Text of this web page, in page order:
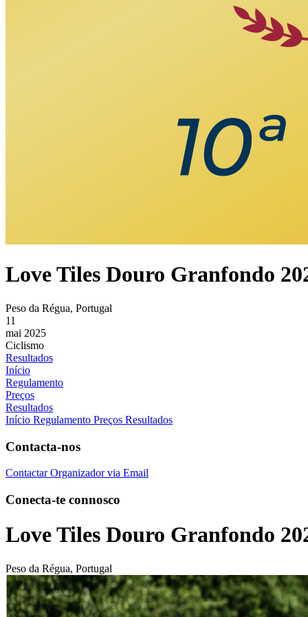
Love Tiles Douro Granfondo
Peso da Régua, Portugal
11
mai 2025
Ciclismo
Resultados
Início
Regulamento
Preços
Resultados
Início Regulamento Preços Resultados
Contacta-nos
Contactar Organizador via Email
Conecta-te connosco
Love Tiles Douro Granfondo
Peso da Régua, Portugal